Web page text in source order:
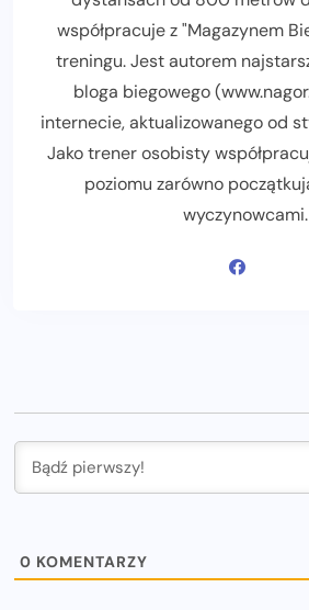
współpracuje z "Magazynem
treningu. Jest autorem
bloga biegowego
internecie, aktualizowanego od
Jako trener osobisty
poziomu zarówno
wyczynowcami.
0 KOMENTARZY